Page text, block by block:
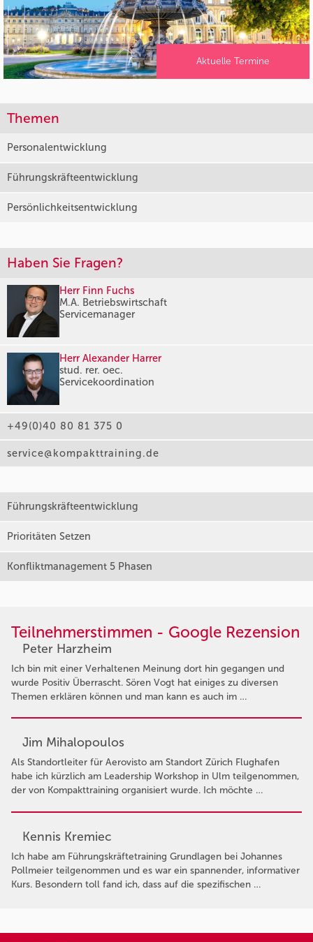
Aktuelle Termine
Themen
Personalentwicklung
Führungskräfteentwicklung
Persönlichkeitsentwicklung
Haben Sie Fragen?
Herr Finn Fuchs
M.A. Betriebswirtschaft
Servicemanager
Herr Alexander Harrer
stud. rer. oec.
Servicekoordination
+49(0)40 80 81 375 0
service@kompakttraining.de
Führungskräfteentwicklung
Prioritäten Setzen
Konfliktmanagement 5 Phasen
Teilnehmerstimmen - Google Rezension
Peter Harzheim
Ich bin mit einer Verhaltenen Meinung dort hin gegangen und
wurde Positiv Überrascht. Sören Vogt hat einiges zu diversen
Themen erklären können und man kann es auch im …
Jim Mihalopoulos
Als Standortleiter für Aerovisto am Standort Zürich Flughafen
habe ich kürzlich am Leadership Workshop in Ulm teilgenommen,
der von Kompakttraining organisiert wurde. Ich möchte …
Kennis Kremiec
Ich habe am Führungskräftetraining Grundlagen bei Johannes
Pollmeier teilgenommen und es war ein spannender, informativer
Kurs. Besondern toll fand ich, dass auf die spezifischen …